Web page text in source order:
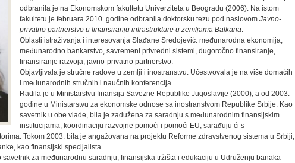
odbranila je na Ekonomskom fakultetu Univerziteta u Beogradu (2006). Na istom
fakultetu je februara 2010. godine odbranila doktorsku tezu pod naslovom Javno-
privatno partnerstvo u finansiranju infrastrukture u zemljama Balkana.
Oblasti istraživanja i interesovanja Slađane Sredojević: međunarodna ekonomija,
međunarodno bankarstvo, savremeni privredni sistemi, dugoročno finansiranje,
finansiranje razvoja, javno-privatno partnerstvo.
Objavljivala je stručne radove u zemlji i inostranstvu. Učestvovala je na više domaćih
i međunarodnih stručnih i naučnih konferencija.
Radila je u Ministarstvu finansija Savezne Republike Jugoslavije (2000), a od 2003.
godine u Ministarstvu za ekonomske odnose sa inostranstvom Republike Srbije. Kao
savetnik u obe vlade, bila je zadužena za saradnju s međunarodnim finansijskim
institucijama, koordinaciju razvojne pomoći i pomoći EU, sarađuju ći s
Tokom 2003. bila je angažovana na projektu Reforme zdravstvenog sistema u Srbiji,
kao finansijski specijalista.
za međunarodnu saradnju, finansijska tržišta i edukaciju u Udruženju banaka